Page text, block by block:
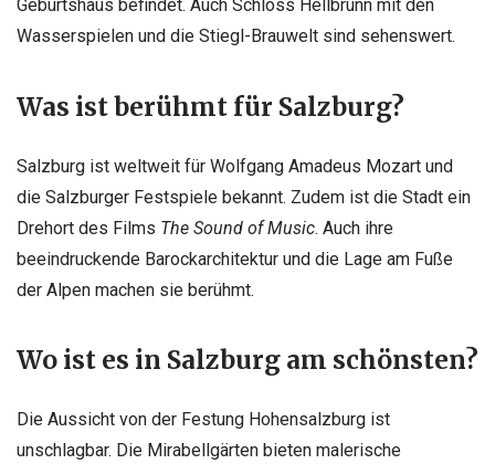
Geburtshaus befindet. Auch Schloss Hellbrunn mit den
Wasserspielen und die Stiegl-Brauwelt sind sehenswert.
Was ist berühmt für Salzburg?
Salzburg ist weltweit für Wolfgang Amadeus Mozart und
die Salzburger Festspiele bekannt. Zudem ist die Stadt ein
Drehort des Films The Sound of Music. Auch ihre
beeindruckende Barockarchitektur und die Lage am Fuße
der Alpen machen sie berühmt.
Wo ist es in Salzburg am schönsten?
Die Aussicht von der Festung Hohensalzburg ist
unschlagbar. Die Mirabellgärten bieten malerische